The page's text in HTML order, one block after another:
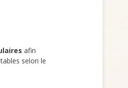
afin
selon le